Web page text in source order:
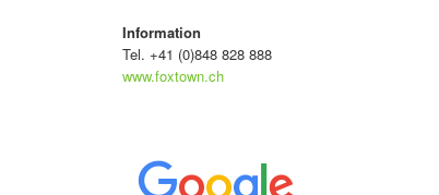
Information
Tel. +41 (0)848 828 888
www.foxtown.ch